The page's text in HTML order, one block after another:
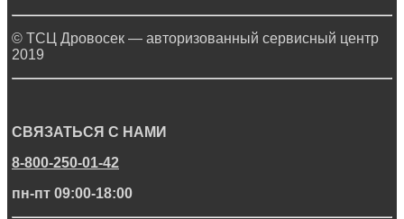
© ТСЦ Дровосек — авторизованный сервисный центр
2019
СВЯЗАТЬСЯ С НАМИ
8-800-250-01-42
пн-пт 09:00-18:00